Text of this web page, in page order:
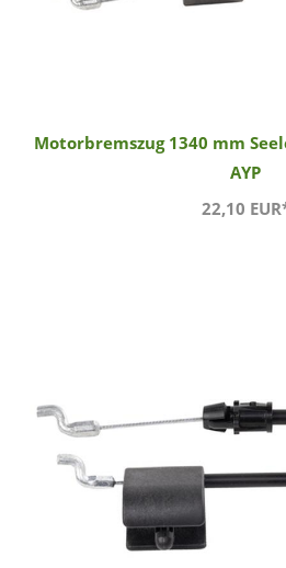
Motorbremszug 1340 mm
AYP
22,10